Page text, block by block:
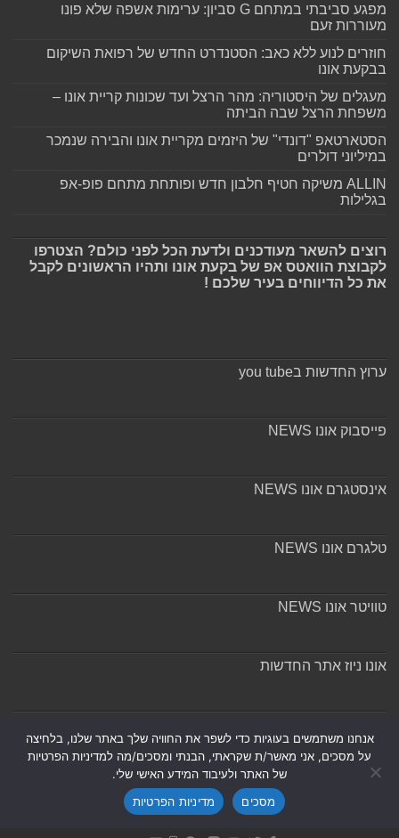
מפגע סביבתי במתחם G סביון: ערימות אשפה שלא פונו
מעוררות זעם
חוזרים לנוע ללא כאב: הסטנדרט החדש של רפואת השיקום
בבקעת אונו
מעגלים של היסטוריה: מהר הרצל ועד שכונות קריית אונו –
משפחת הרצל שבה הביתה
הסטארטאפ "דונדי" של היזמים מקריית אונו והבירה שנמכר
במיליוני דולרים
ALLIN משיקה חטיף חלבון חדש ופותחת מתחם פופ-אפ
בגלילות
רוצים להשאר מעודכנים ולדעת הכל לפני כולם? הצטרפו
לקבוצת הוואטס אפ של בקעת אונו ותהיו הראשונים לקבל
את כל הדיווחים בעיר שלכם !
ערוץ החדשות בyou tube
פייסבוק אונו NEWS
אינסטגרם אונו NEWS
טלגרם אונו NEWS
טוויטר אונו NEWS
אונו ניוז אתר החדשות
אנחנו משתמשים בעוגיות כדי לשפר את החוויה שלך באתר שלנו, בלחיצה
על מסכים, אני מאשר/ת שקראתי, הבנתי ומסכים/מה למדיניות הפרטיות
של האתר ולעיבוד המידע האישי שלי.
מסכים
מדיניות הפרטיות